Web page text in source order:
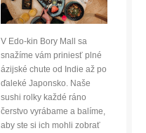
V Edo-kin Bory Mall sa
snažíme vám priniesť plné
ázijské chute od Indie až po
ďaleké Japonsko. Naše
sushi rolky každé ráno
čerstvo vyrábame a balíme,
aby ste si ich mohli zobrať